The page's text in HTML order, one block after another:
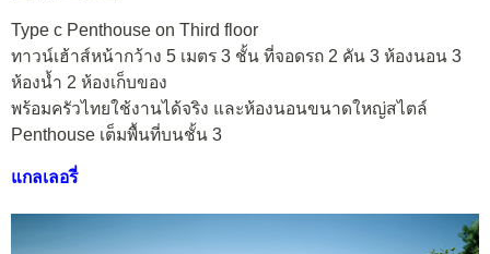
Type c Penthouse on Third floor
ทาวน์เฮ้าส์หน้ากว้าง 5 เมตร 3 ชั้น ที่จอดรถ 2 คัน 3 ห้องนอน 3
ห้องน้ำ 2 ห้องเก็บของ
พร้อมครัวไทยใช้งานได้จริง และห้องนอนขนาดใหญ่สไตล์
Penthouse เต็มพื้นที่บนชั้น 3
แกลเลอรี่